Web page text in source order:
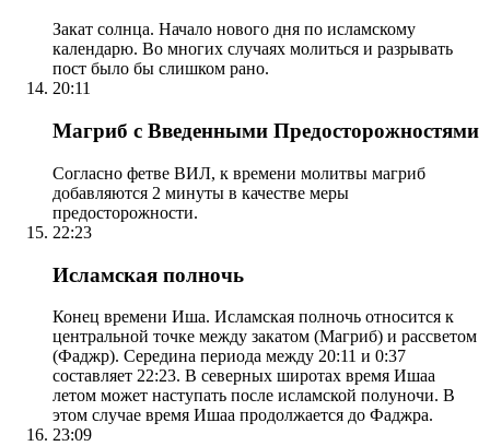
Закат солнца. Начало нового дня по исламскому
календарю. Во многих случаях молиться и разрывать
пост было бы слишком рано.
20:11
Магриб с Введенными Предосторожностями
Согласно фетве ВИЛ, к времени молитвы магриб
добавляются 2 минуты в качестве меры
предосторожности.
22:23
Исламская полночь
Конец времени Иша. Исламская полночь относится к
центральной точке между закатом (Магриб) и рассветом
(Фаджр). Середина периода между 20:11 и 0:37
составляет 22:23. В северных широтах время Ишаа
летом может наступать после исламской полуночи. В
этом случае время Ишаа продолжается до Фаджра.
23:09